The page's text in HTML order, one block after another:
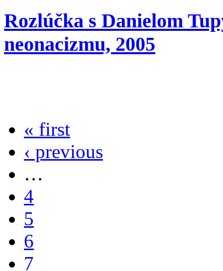
Rozlúčka s Danielom
neonacizmu, 2005
« first
‹ previous
…
4
5
6
7